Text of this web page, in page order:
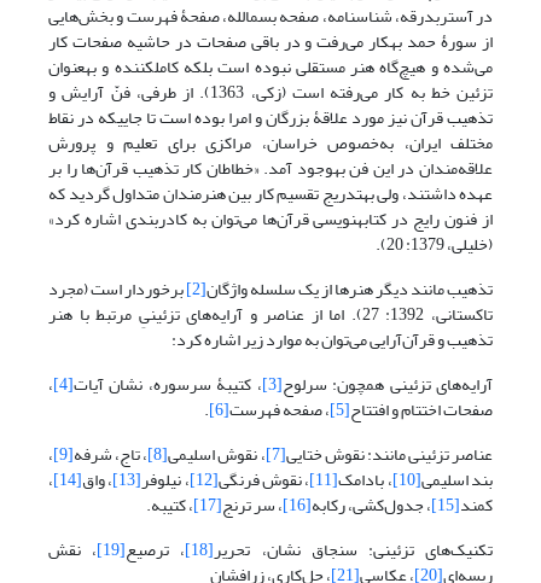
در آستربدرقه، شناسنامه، صفحه بسم‎الله، صفحۀ فهرست و بخش‌هایی
از سورۀ حمد به‎کار می‌رفت و در باقی صفحات در حاشیه صفحات کار
می‌شده و هیچ‌گاه هنر مستقلی نبوده است بلکه کامل‎کننده و به‎عنوان
تزئین خط به کار می‌رفته است (زکی، 1363). از طرفی، فنّ آرایش و
تذهیب قرآن نیز مورد علاقۀ بزرگان و امرا بوده است تا جایی‎که در نقاط
مختلف ایران، به‌خصوص خراسان، مراکزی برای تعلیم و پرورش
علاقه‌مندان در این فن به‎وجود آمد. «خطاطان کار تذهیب قرآن‌ها را بر
عهده داشتند، ولی به‎تدریج تقسیم کار بین هنرمندان متداول گردید که
از فنون رایج در کتابه‎نویسی قرآن‌ها می‌توان به کادربندی اشاره کرد»
(خلیلی، 1379: 20).
تذهیب مانند دیگر هنرها از یک سلسله واژگان[2] برخوردار است (مجرد
تاکستانی، 1392: 27). اما از عناصر و آرایه‌های تزئینیِ مرتبط با هنر
تذهیب و قرآن‌آرایی می‌توان به موارد زیر اشاره کرد:
آرایه‌های تزئینی همچون: سرلوح[3] ، کتیبۀ سرسوره، نشان‌ آیات[4] ،
صفحات اختتام و افتتاح[5] ، صفحه فهرست[6]
.
عناصر تزئینی مانند: نقوش ختایی[7] ، نقوش اسلیمی[8] ، تاج، شرفه[9] ،
بند اسلیمی[10] ، بادامک[11] ، نقوش فرنگی[12] ، نیلوفر[13] ، واق[14] ،
کمند[15] ، جدول‌کشی، رکابه[16] ، سر ترنج[17]
، کتیبه.
تکنیک‌های تزئینی: سنجاق نشان، تحریر[18] ، ترصیع[19] ، نقش
ریسه‌ای[20] ، عکاسی[21]
، حل‌کاری، زرافشان